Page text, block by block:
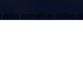
interativas online